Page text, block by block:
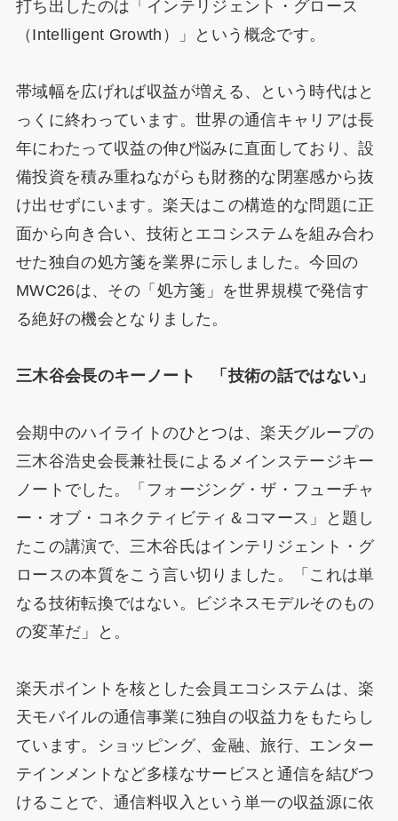
打ち出したのは「インテリジェント・グロース
（Intelligent Growth）」という概念です。
帯域幅を広げれば収益が増える、という時代はと
っくに終わっています。世界の通信キャリアは長
年にわたって収益の伸び悩みに直面しており、設
備投資を積み重ねながらも財務的な閉塞感から抜
け出せずにいます。楽天はこの構造的な問題に正
面から向き合い、技術とエコシステムを組み合わ
せた独自の処方箋を業界に示しました。今回の
MWC26は、その「処方箋」を世界規模で発信す
る絶好の機会となりました。
三木谷会長のキーノート 「技術の話ではない」
会期中のハイライトのひとつは、楽天グループの
三木谷浩史会長兼社長によるメインステージキー
ノートでした。「フォージング・ザ・フューチャ
ー・オブ・コネクティビティ＆コマース」と題し
たこの講演で、三木谷氏はインテリジェント・グ
ロースの本質をこう言い切りました。「これは単
なる技術転換ではない。ビジネスモデルそのもの
の変革だ」と。
楽天ポイントを核とした会員エコシステムは、楽
天モバイルの通信事業に独自の収益力をもたらし
ています。ショッピング、金融、旅行、エンター
テインメントなど多様なサービスと通信を結びつ
けることで、通信料収入という単一の収益源に依